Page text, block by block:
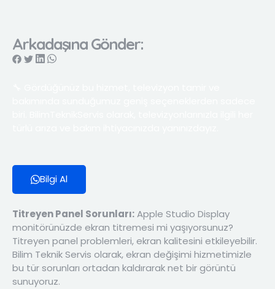
Arkadaşına Gönder:
Bilgi Al
Titreyen Panel Sorunları:Apple Studio Display
monitörünüzde ekran titremesi mi yaşıyorsunuz?
Titreyen panel problemleri, ekran kalitesini etkileyebilir.
Bilim Teknik Servis olarak, ekran değişimi hizmetimizle
bu tür sorunları ortadan kaldırarak net bir görüntü
sunuyoruz.